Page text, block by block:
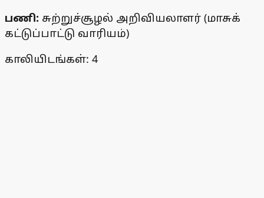
பணி: சுற்றுச்சூழல் அறிவியலாளர் (மாசுக்
கட்டுப்பாட்டு வாரியம்)
காலியிடங்கள்: 4